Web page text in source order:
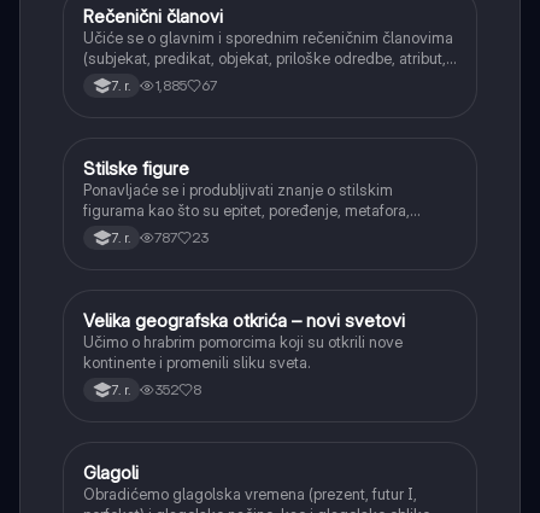
Srpski jezik
Rečenični članovi
Učiće se o glavnim i sporednim rečeničnim članovima
(subjekat, predikat, objekat, priloške odredbe, atribut,
apozicija) i njihovoj funkciji.
7. r. 1,885 67
Srpski jezik
Stilske figure
Ponavljaće se i produbljivati znanje o stilskim
figurama kao što su epitet, poređenje, metafora,
personifikacija, hiperbola, onomatopeja, aliteracija i
asonanca, razumevajući njihovu ulogu u tekstu.
7. r. 787 23
Istorija
Velika geografska otkrića – novi svetovi
Učimo o hrabrim pomorcima koji su otkrili nove
kontinente i promenili sliku sveta.
7. r. 352 8
Srpski jezik
Glagoli
Obradićemo glagolska vremena (prezent, futur I,